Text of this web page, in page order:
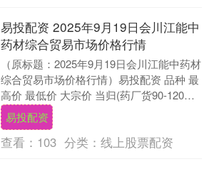
易投配资 2025年9月19日会川江能中
药材综合贸易市场价格行情
（原标题：2025年9月19日会川江能中药材
综合贸易市场价格行情）易投配资 品种 最
高价 最低价 大宗价 当归(药厂货90-120支)
42.00 38.00 ....
易投配资
查看： 103 分类： 线上股票配资